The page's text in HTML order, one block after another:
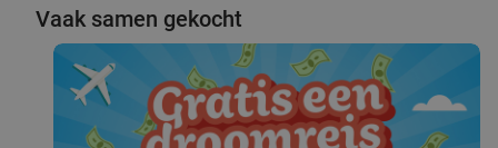
Vaak samen gekocht